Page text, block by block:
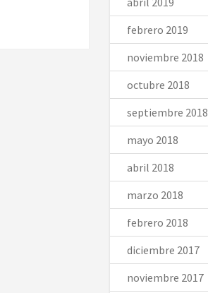
febrero 2019
noviembre 2018
octubre 2018
septiembre 2018
mayo 2018
abril 2018
marzo 2018
febrero 2018
diciembre 2017
noviembre 2017